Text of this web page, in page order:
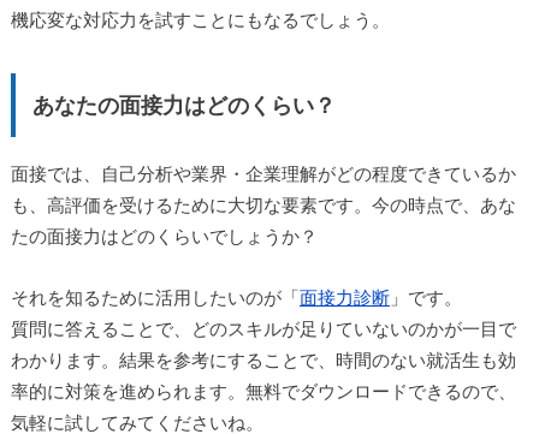
機応変な対応力を試すことにもなるでしょう。
あなたの面接力はどのくらい？
面接では、自己分析や業界・企業理解がどの程度できているか
も、高評価を受けるために大切な要素です。今の時点で、あな
たの面接力はどのくらいでしょうか？
それを知るために活用したいのが「面接力診断」です。
質問に答えることで、どのスキルが足りていないのかが一目で
わかります。結果を参考にすることで、時間のない就活生も効
率的に対策を進められます。無料でダウンロードできるので、
気軽に試してみてくださいね。